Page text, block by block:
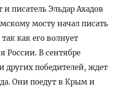
писатель Эльдар Ахадов
мосту начал писать
как его волнует
России. В сентябре
других победителей, ждет
Они поедут в Крым и